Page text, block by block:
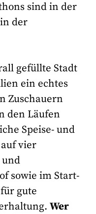
sind in der
der
gefüllte Stadt
ein echtes
Zuschauern
den Läufen
Speise- und
vier
und
sowie im Start-
gute
Wer